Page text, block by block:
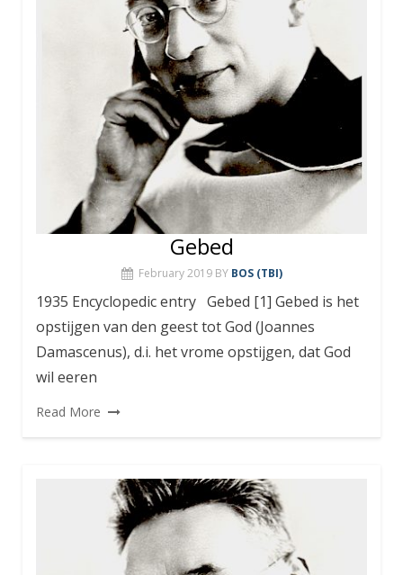
Gebed
February 2019 BY BOS (TBI)
1935 Encyclopedic entry Gebed [1] Gebed is het
opstijgen van den geest tot God (Joannes
Damascenus), d.i. het vrome opstijgen, dat God
wil eeren
Read More